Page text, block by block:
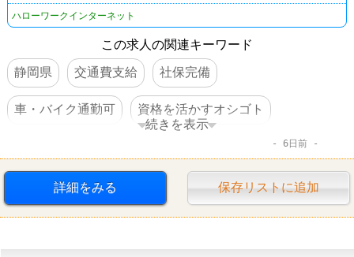
ハローワークインターネット
この求人の関連キーワード
静岡県
交通費支給 社保完備
車・バイク通勤可 資格を活かすオシゴト
続きを表示
6日前
詳細をみる 保存リストに追加